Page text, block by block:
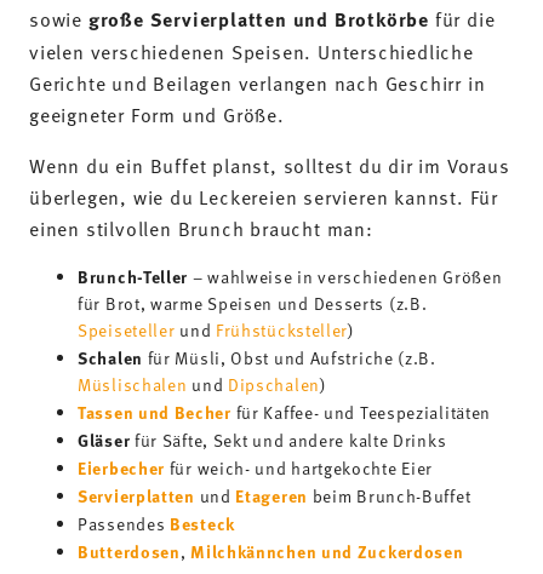
Brunch-Teller– wahlweise in verschiedenen Größen
für Brot, warme Speisen und Desserts (z.B.
Frühstücksteller
Schalenfür Müsli, Obst und Aufstriche (z.B.
MüslischalenundDipschalen
Gläserfür Säfte, Sekt und andere kalte Drinks
Eierbecher für weich- und hartgekochte Eier
ServierplattenundEtagerenbeim Brunch-Buffet
Butterdosen, Milchkännchen und Zuckerdosen